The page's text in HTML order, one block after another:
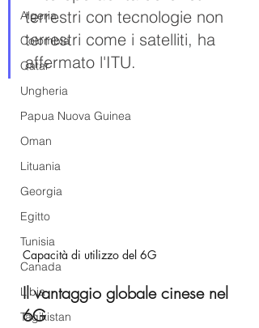
Algeria
Colombia
Qatar
Ungheria
Papua Nuova Guinea
Oman
Lituania
Georgia
Egitto
Tunisia
Canada
Libia
Tagikistan
terrestri con tecnologie non
terrestri come i satelliti, ha
affermato l'ITU.
Capacità di utilizzo del 6G
Il vantaggio globale cinese nel
6G